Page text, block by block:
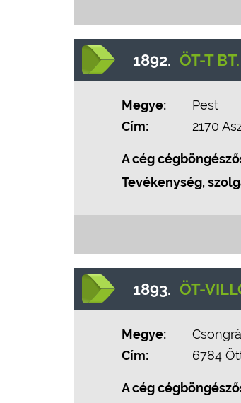
1892. ÖT-T BT.
Megye:
Pest
Cím:
2170
A cég
Tevékenység,
1893. ÖT-
Megye:
Cím:
6784
A cég